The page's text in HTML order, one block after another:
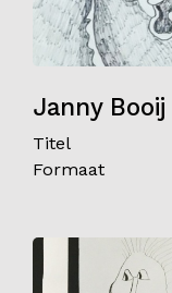
Janny Booij
Titel
Formaat